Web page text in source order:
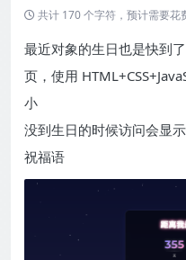
共计 170 个字符，预计需要花
最近对象的生日也是快到
页，使用
小
没到生日的时候访问会显
祝福语